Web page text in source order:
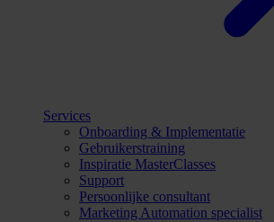
Services
Onboarding & Implementatie
Gebruikerstraining
Inspiratie MasterClasses
Support
Persoonlijke consultant
Marketing Automation specialist